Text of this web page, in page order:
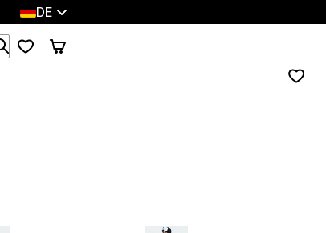
DE
Durchsuche 1 000+ Produkte